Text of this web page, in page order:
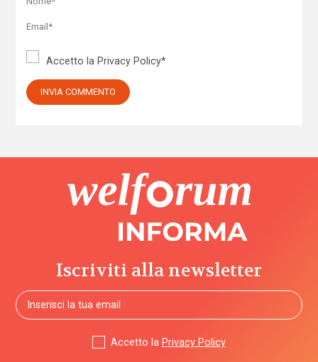
Accetto la Privacy Policy*
Iscriviti alla newsletter
Accetto la Privacy Policy